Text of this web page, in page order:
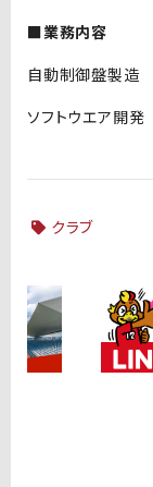
■業務内容
自動制御盤製造
ソフトウエア開発
クラブ